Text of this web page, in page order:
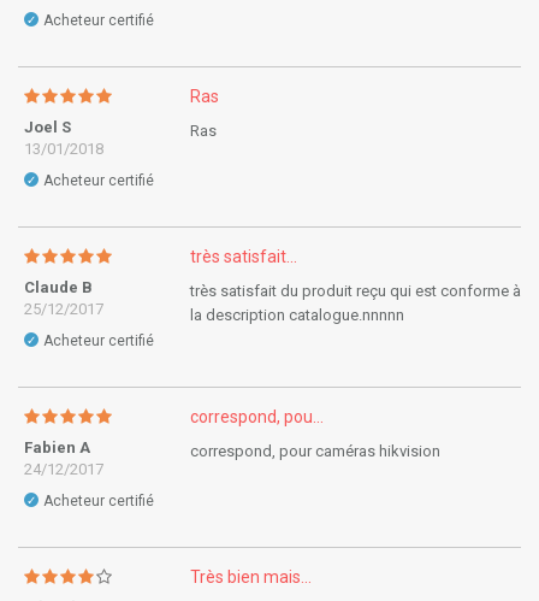
✓ Acheteur certifié
Joel S
13/01/2018
✓ Acheteur certifié
Ras
Ras
Claude B
25/12/2017
✓ Acheteur certifié
très satisfait...
très satisfait du produit reçu qui est conforme à
la description catalogue.nnnnn
Fabien A
24/12/2017
✓ Acheteur certifié
correspond, pou...
correspond, pour caméras hikvision
Très bien mais...